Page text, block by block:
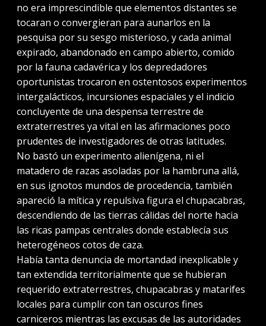
no era imprescindible que elementos distantes se
tocaran o convergieran para aunarlos en la
pesquisa por su sesgo misterioso, y cada animal
expirado, abandonado en campo abierto, comido
por la fauna cadavérica y los depredadores
oportunistas trocaron en ostentosos experimentos
intergalácticos, incursiones espaciales y el indicio
concluyente de una despensa terrestre de
extraterrestres ya vital en las afirmaciones poco
prudentes de investigadores de otras latitudes.
No bastó un experimento alienígena, ni el
matadero de razas asoladas por la hambruna allá,
en sus ignotos mundos de procedencia, también
apareció la mítica y repulsiva figura el chupacabras,
descendiendo de las tierras cálidas del norte hacia
las ricas pampas centrales donde establecía sus
heterogéneos cotos de caza.
Había tanta denuncia de mortandad inexplicable y
tan extendida territorialmente que se hubieran
requerido extraterrestres, chupacabras y matarifes
locales para cumplir con tan oscuros fines
carniceros mientras las excusas de las autoridades